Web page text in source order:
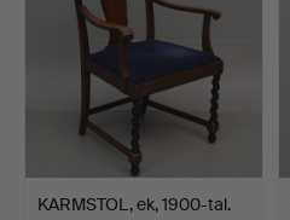
KARMSTOL, ek, 1900-tal.